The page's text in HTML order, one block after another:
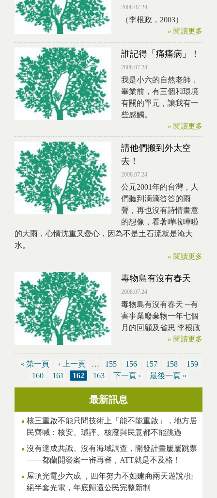
2008.07.24
（李根政，2003）
» 閱讀更多
誰記得「痛痛病」！
2008.07.24
我是小六的自然老師，
畢業前，有三個和環境
有關的單元，讓我有一
些感觸。
» 閱讀更多
請他們搬到外太空
去！
2008.07.24
公元2001年的台灣，人
們聽到滴滴答答的雨
聲，再也沒有詩情畫意
的想像，看著嘩啦嘩啦
的大雨，心情沈重又憂心，因為不是土石流就是淹大
水。
» 閱讀更多
毒物島有沒有春天
2008.07.24
毒物島有沒有春天 ─有
害事業廢棄物一年七個
月的回顧及省思 李根政
» 閱讀更多
頁面
« 第一頁 ‹ 上一頁 … 155 156 157 158
159
160
161 162 163 下一頁 › 最後一頁 »
最新訊息
核三重啟不能只問技術上「能不能重啟」，地方居
民齊喊：核安、環評、核廢與民意都不能跳過
沒有達成共識、沒有海域調查，開發計畫屢屢跳票
——都蘭開發案一審再審，ATT就是不及格！
屋頂光電少六成 ，四年努力不如建商兩天遊說/拒
絕半套光電，年底歸還公民完整新制